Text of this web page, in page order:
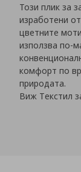
Този плик за
изработени
цветните
използва по-
комфорт по
природата.
Виж Tекстил